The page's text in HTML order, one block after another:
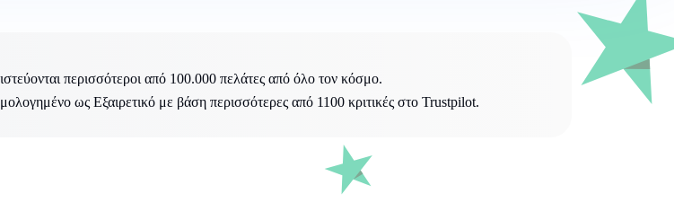
περισσότεροι από 100.000 πελάτες από όλο τον κόσμο.
ως Εξαιρετικό με βάση περισσότερες από 1100 κριτικές στο Trustpilot.